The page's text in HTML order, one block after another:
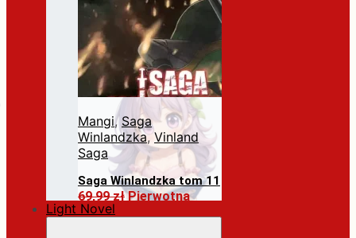
Mangi, Saga
Winlandzka, Vinland
Saga
Saga Winlandzka tom 11
69,99zł Pierwotna
cena wynosiła:
Light Novel